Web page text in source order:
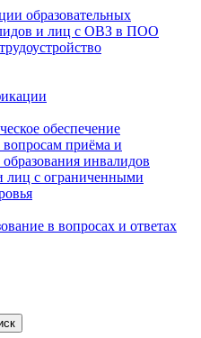
образовательных
и лиц с ОВЗ в ПОО
обеспечение
вопросам приёма и
инвалидов
лиц с ограниченными
в вопросах и ответах